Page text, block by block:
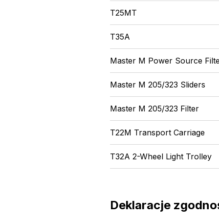
T25MT
T35A
Master M Power Source
Master M 205/323 Sliders
Master M 205/323 Filter
T22M Transport Carriage
T32A 2-Wheel Light Trolley
Deklaracje